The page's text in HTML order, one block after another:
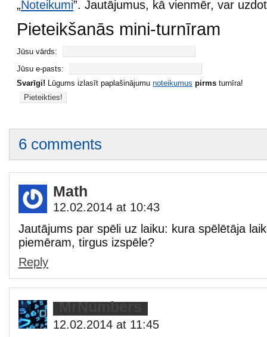
„Noteikumi”. Jautājumus, kā vienmēr, var
Pieteikšanās mini-turnīram
Jūsu vārds:
Jūsu e-pasts:
Svarīgi! Lūgums izlasīt paplašinājumu noteikumus pirms turnīra!
6 comments
Math
12.02.2014 at 10:43
Jautājums par spēli uz laiku: kura spēlētāja
piemēram, tirgus izspēle?
Reply
MrNumbers
12.02.2014 at 11:45